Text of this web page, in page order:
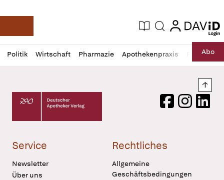
Deutsche Apotheker Zeitung
Aktuelle Ausgabe
Suche login
login
Politik Wirtschaft Pharmazie Apothekenpraxis RechtAbo
Profil
öffnen
Daz
Pur
Deutscher Apotheker Verlag Logo
FacebookInstagram
Service
Newsletter
Über uns
Rechtliches
Allgemeine
Geschäftsbedingungen